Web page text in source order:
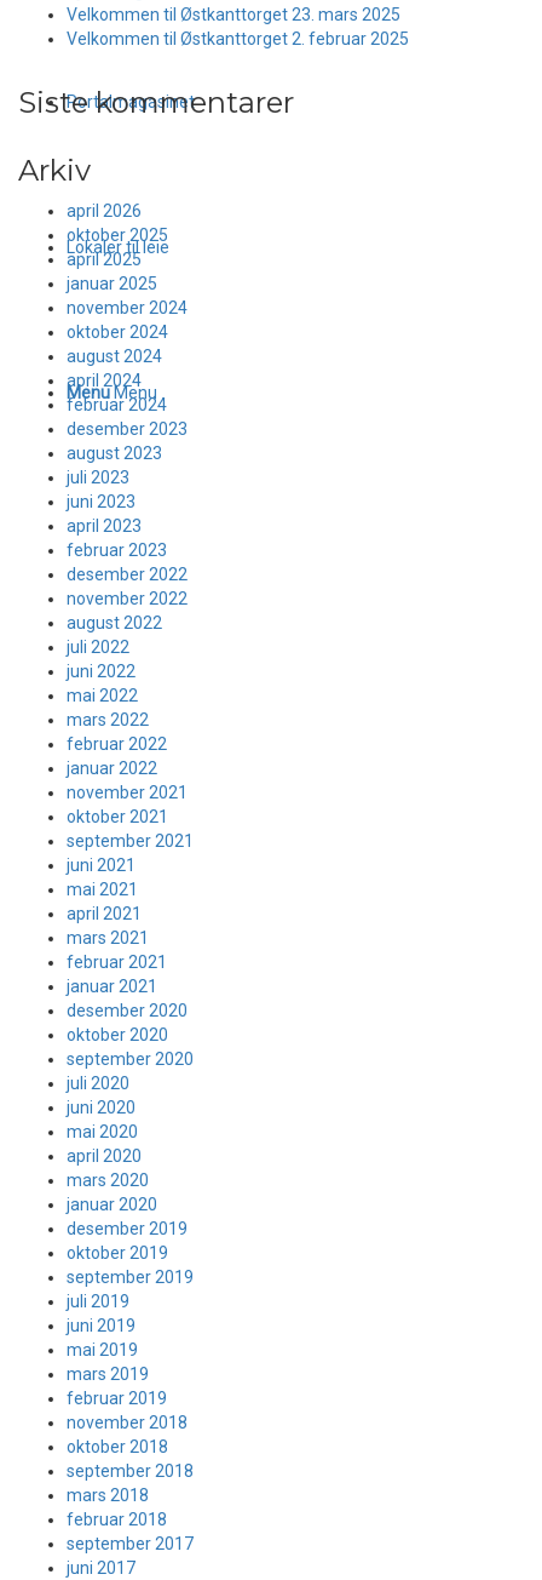
Portalmagasinet
Lokaler til leie
Menu Menu
Velkommen til Østkanttorget 23. mars 2025
Velkommen til Østkanttorget 2. februar 2025
Siste kommentarer
Arkiv
april 2026
oktober 2025
april 2025
januar 2025
november 2024
oktober 2024
august 2024
april 2024
februar 2024
desember 2023
august 2023
juli 2023
juni 2023
april 2023
februar 2023
desember 2022
november 2022
august 2022
juli 2022
juni 2022
mai 2022
mars 2022
februar 2022
januar 2022
november 2021
oktober 2021
september 2021
juni 2021
mai 2021
april 2021
mars 2021
februar 2021
januar 2021
desember 2020
oktober 2020
september 2020
juli 2020
juni 2020
mai 2020
april 2020
mars 2020
januar 2020
desember 2019
oktober 2019
september 2019
juli 2019
juni 2019
mai 2019
mars 2019
februar 2019
november 2018
oktober 2018
september 2018
mars 2018
februar 2018
september 2017
juni 2017